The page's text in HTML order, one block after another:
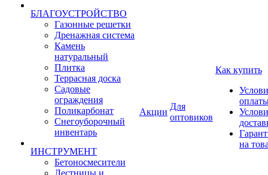
БЛАГОУСТРОЙСТВО
Газонные решетки
Дренажная система
Камень
натуральный
Плитка
Террасная доска
Садовые
ограждения
Поликарбонат
Снегоуборочный
инвентарь
ИНСТРУМЕНТ
Бетоносмесители
Лестницы и
Акции
Для
оптовиков
Как купить
на